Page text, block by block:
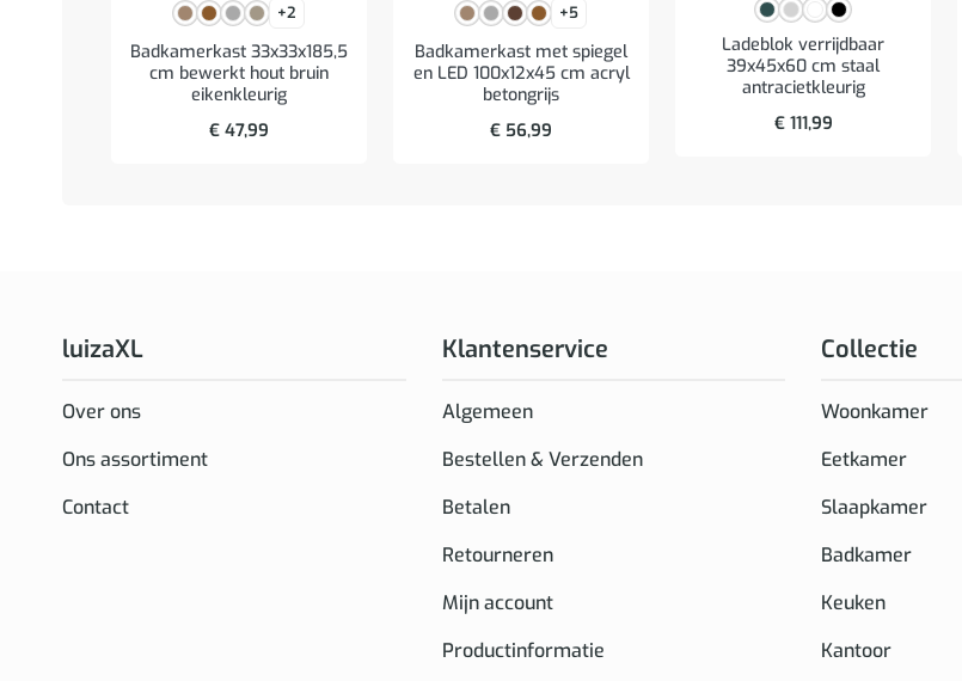
+2
Badkamerkast 33x33x185,5
cm bewerkt hout bruin
eikenkleurig
€ 47,99
+5
Badkamerkast met spiegel
en LED 100x12x45 cm acryl
betongrijs
€ 56,99
Ladeblok verrijdbaar
39x45x60 cm staal
antracietkleurig
€111,99
luizaXL
Over ons
Ons assortiment
Contact
Klantenservice
Algemeen
Bestellen & Verzenden
Betalen
Retourneren
Mijn account
Productinformatie
Collectie
Woonkamer
Eetkamer
Slaapkamer
Badkamer
Keuken
Kantoor